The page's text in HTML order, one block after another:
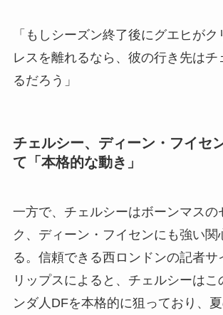
「もしシーズン終了後にグエヒが
レスを離れるなら、彼の行き先はチ
るだろう」
チェルシー、ディーン・フイセ
て「本格的な動き」
一方で、チェルシーはボーンマスの
ク、ディーン・フイセンにも強い関
る。信頼できる西ロンドンの記者サ
リップスによると、チェルシーはこ
ンダ人DFを本格的に狙っており、